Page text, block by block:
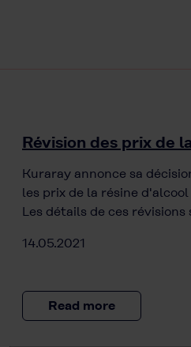
Révision des prix de
Kuraray annonce sa
les prix de la résine
Les détails de ces
14.05.2021
Read more